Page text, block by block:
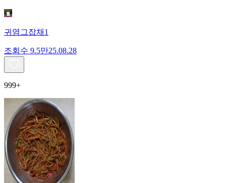
귀염그잡채1
조회수 9.5만25.08.28
999+